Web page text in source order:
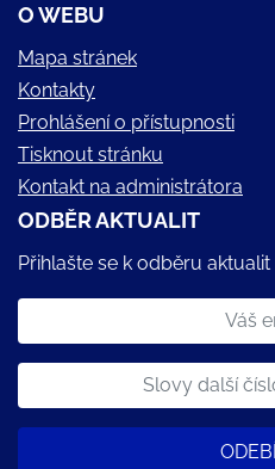
O WEBU
Mapa stránek
Kontakty
Prohlášení o přístupnosti
Tisknout stránku
Kontakt na administrátora
ODBĚR AKTUALIT
Přihlašte se k odběru aktualit